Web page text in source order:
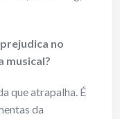
no
musical?
que atrapalha. É
da